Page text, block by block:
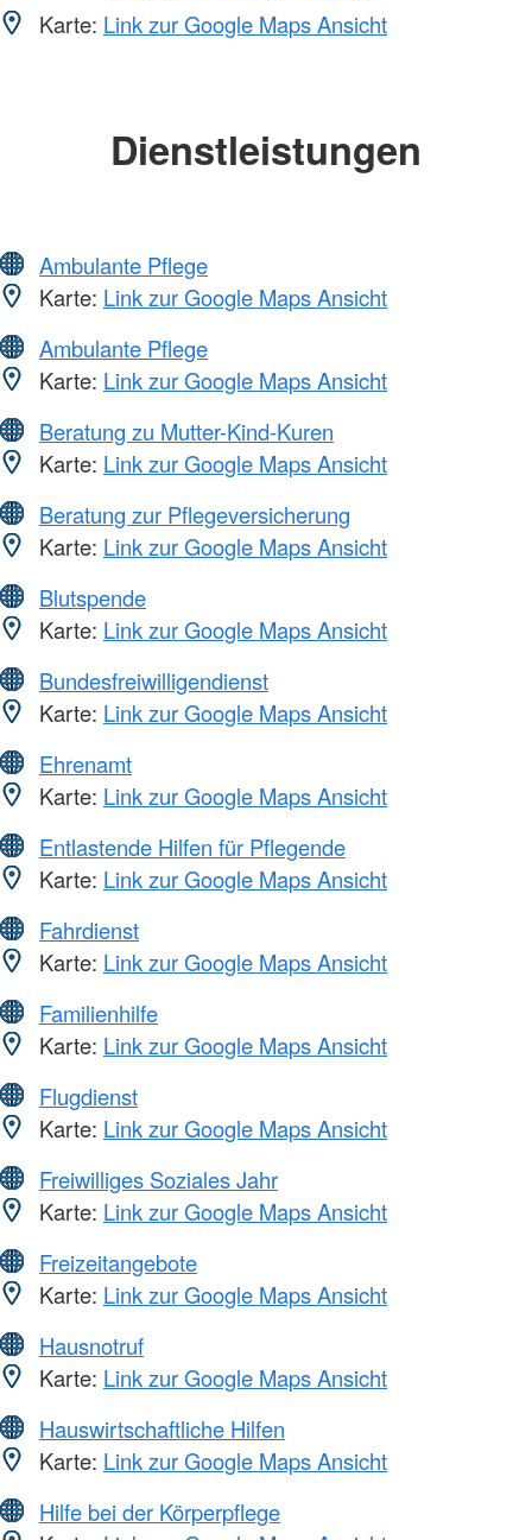
Karte: Link zur Google Maps Ansicht
Dienstleistungen
Ambulante Pflege
Karte: Link zur Google Maps Ansicht
Ambulante Pflege
Karte: Link zur Google Maps Ansicht
Beratung zu Mutter-Kind-Kuren
Karte: Link zur Google Maps Ansicht
Beratung zur Pflegeversicherung
Karte: Link zur Google Maps Ansicht
Blutspende
Karte: Link zur Google Maps Ansicht
Bundesfreiwilligendienst
Karte: Link zur Google Maps Ansicht
Ehrenamt
Karte: Link zur Google Maps Ansicht
Entlastende Hilfen für Pflegende
Karte: Link zur Google Maps Ansicht
Fahrdienst
Karte: Link zur Google Maps Ansicht
Familienhilfe
Karte: Link zur Google Maps Ansicht
Flugdienst
Karte: Link zur Google Maps Ansicht
Freiwilliges Soziales Jahr
Karte: Link zur Google Maps Ansicht
Freizeitangebote
Karte: Link zur Google Maps Ansicht
Hausnotruf
Karte: Link zur Google Maps Ansicht
Hauswirtschaftliche Hilfen
Karte: Link zur Google Maps Ansicht
Hilfe bei der Körperpflege